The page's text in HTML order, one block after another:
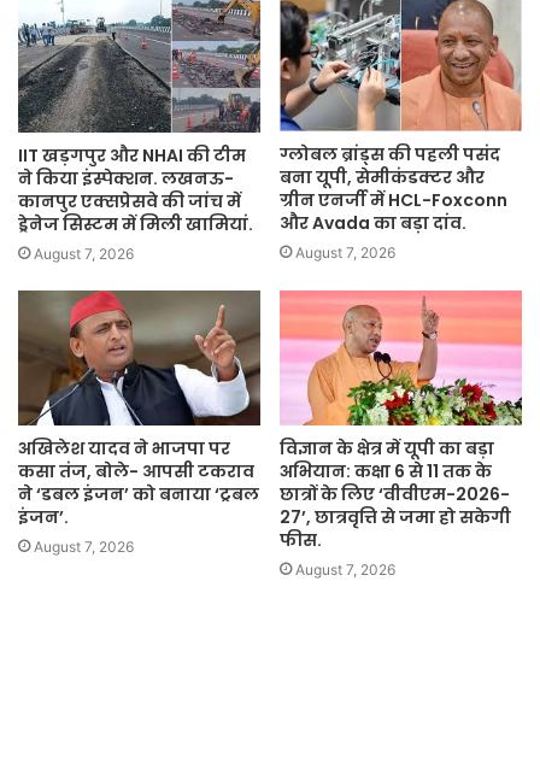
IIT खड़गपुर और NHAI की टीम
ने किया इंस्पेक्शन. लखनऊ-
कानपुर एक्सप्रेसवे की जांच में
ड्रेनेज सिस्टम में मिली खामियां.
August 7, 2026
ग्लोबल ब्रांड्स की पहली पसंद
बना यूपी, सेमीकंडक्टर और
ग्रीन एनर्जी में HCL-Foxconn
और Avada का बड़ा दांव.
August 7, 2026
अखिलेश यादव ने भाजपा पर
कसा तंज, बोले- आपसी टकराव
ने ‘डबल इंजन’ को बनाया ‘ट्रबल
इंजन’.
August 7, 2026
विज्ञान के क्षेत्र में यूपी का बड़ा
अभियान: कक्षा 6 से 11 तक के
छात्रों के लिए ‘वीवीएम-2026-
27’, छात्रवृत्ति से जमा हो सकेगी
फीस.
August 7, 2026